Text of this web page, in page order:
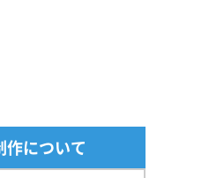
作について